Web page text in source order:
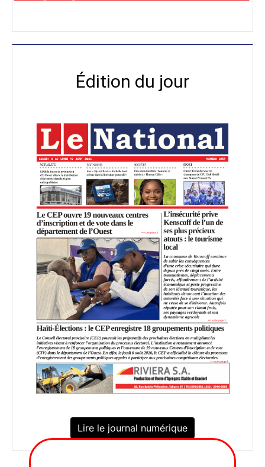
Édition du jour
Lire le journal numérique